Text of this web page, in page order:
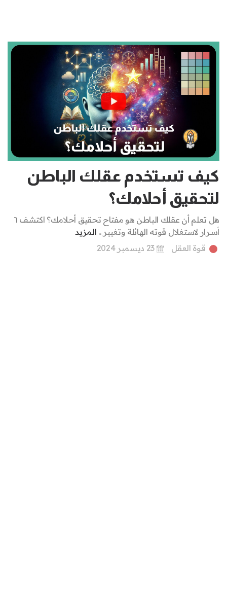
كيف تستخدم عقلك الباطن
لتحقيق أحلامك؟
هل تعلم أن عقلك الباطن هو مفتاح تحقيق أحلامك؟ اكتشف ٦
أسرار لاستغلال قوته الهائلة وتغيير .. المزيد
قوة العقل